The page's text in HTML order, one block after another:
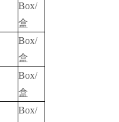
Box/
盒
Box/
盒
Box/
盒
Box/